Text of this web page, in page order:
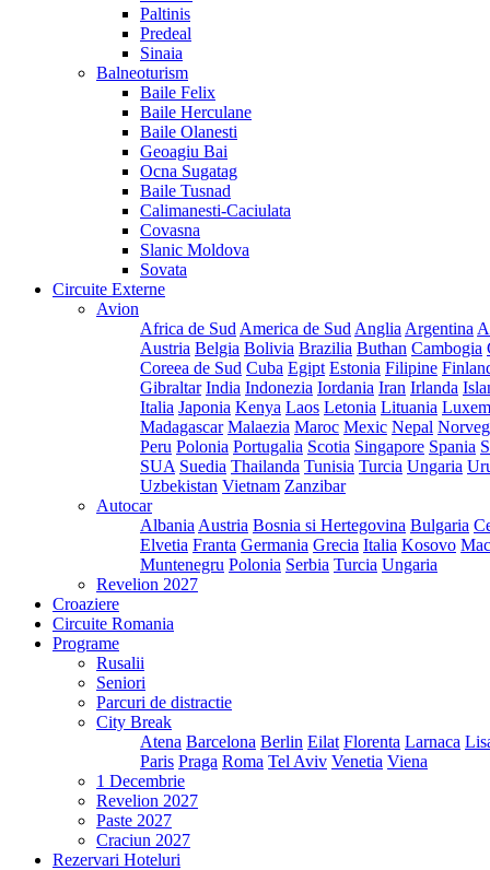
Paltinis
Predeal
Sinaia
Balneoturism
Baile Felix
Baile Herculane
Baile Olanesti
Geoagiu Bai
Ocna Sugatag
Baile Tusnad
Calimanesti-Caciulata
Covasna
Slanic Moldova
Sovata
Circuite Externe
Avion
Africa de Sud America de Sud Anglia Argentina
Austria Belgia Bolivia Brazilia Buthan Cambogia
Coreea de Sud Cuba Egipt Estonia Filipine
Gibraltar India Indonezia Iordania Iran Irlanda
Italia Japonia Kenya Laos Letonia Lituania
Madagascar Malaezia Maroc Mexic Nepal
Peru Polonia Portugalia Scotia Singapore Spania
SUA Suedia Thailanda Tunisia Turcia Ungaria
Uzbekistan Vietnam Zanzibar
Autocar
Albania Austria Bosnia si Hertegovina Bulgaria
Elvetia Franta Germania Grecia Italia Kosovo
Muntenegru Polonia Serbia Turcia Ungaria
Revelion 2027
Croaziere
Circuite Romania
Programe
Rusalii
Seniori
Parcuri de distractie
City Break
Atena Barcelona Berlin Eilat Florenta Larnaca
Paris Praga Roma Tel Aviv Venetia Viena
1 Decembrie
Revelion 2027
Paste 2027
Craciun 2027
Rezervari Hoteluri